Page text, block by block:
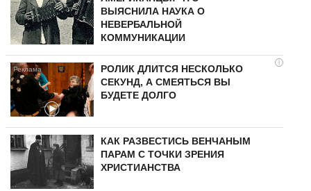
ВЫЯСНИЛА НАУКА О
НЕВЕРБАЛЬНОЙ
КОММУНИКАЦИИ
i
РОЛИК ДЛИТСЯ НЕСКОЛЬКО
СЕКУНД, А СМЕЯТЬСЯ ВЫ
БУДЕТЕ ДОЛГО
КАК РАЗВЕСТИСЬ ВЕНЧАНЫМ
ПАРАМ С ТОЧКИ ЗРЕНИЯ
ХРИСТИАНСТВА